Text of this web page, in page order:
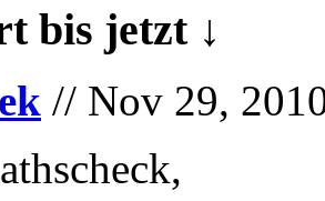
bis jetzt ↓
// Nov 29,